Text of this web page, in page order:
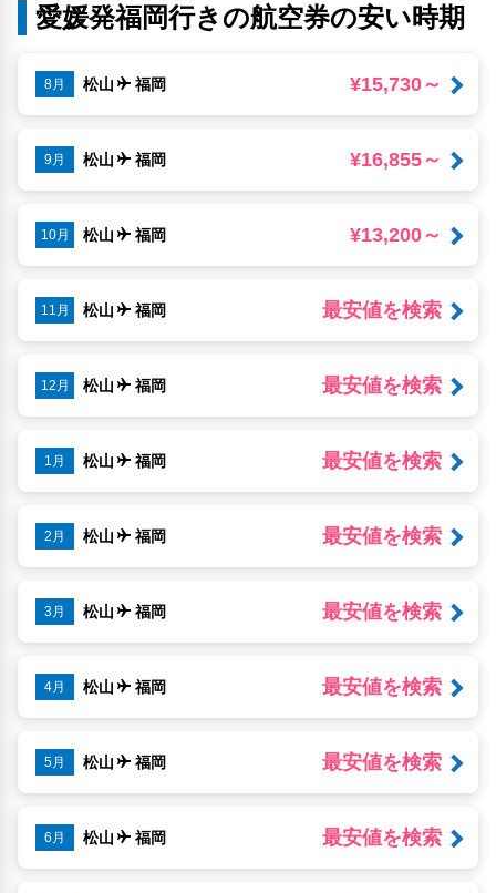
愛媛発福岡行きの航空券の安い時期
8月 松山 福岡 ¥15,730～
9月 松山 福岡 ¥16,855～
10月 松山 福岡 ¥13,200～
11月 松山 福岡 最安値を検索
12月 松山 福岡 最安値を検索
1月 松山 福岡 最安値を検索
2月 松山 福岡 最安値を検索
3月 松山 福岡 最安値を検索
4月 松山 福岡 最安値を検索
5月 松山 福岡 最安値を検索
6月 松山 福岡 最安値を検索